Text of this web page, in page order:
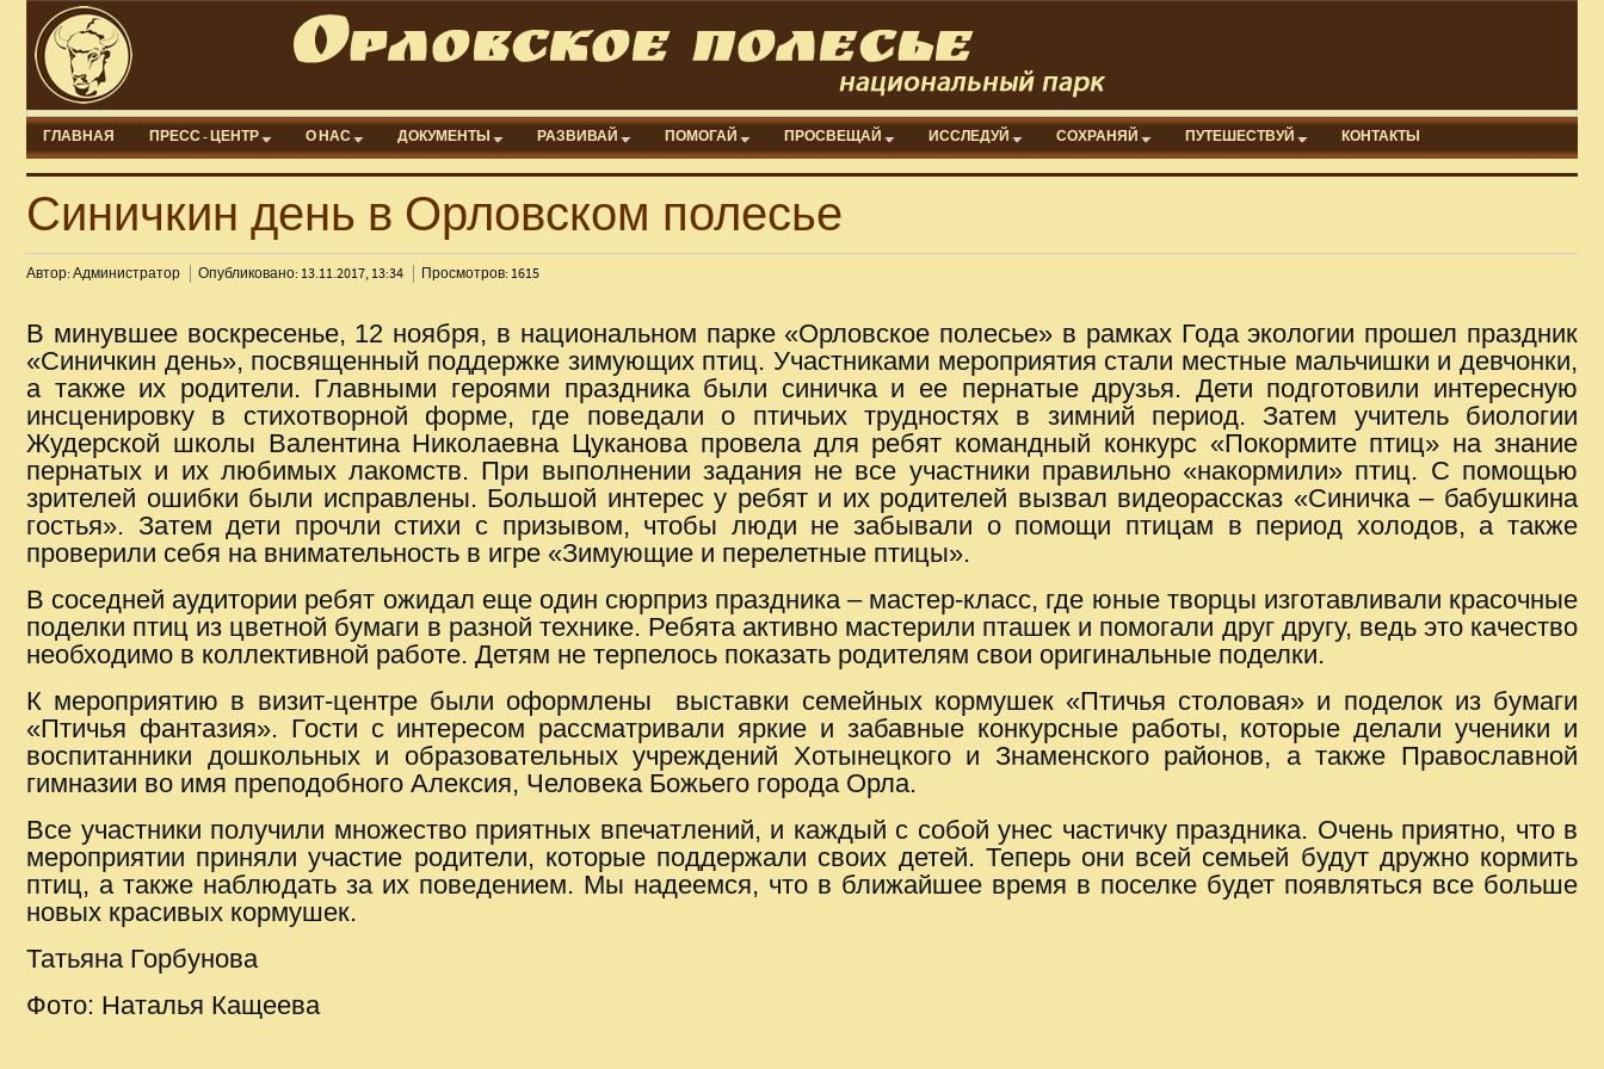
ГЛАВНАЯ ПРЕСС - ЦЕНТР О НАС ДОКУМЕНТЫ РАЗВИВАЙ ПОМОГАЙ ПРОСВЕЩАЙ ИССЛЕДУЙ СОХРАНЯЙ ПУТЕШЕСТВУЙ КОНТАКТЫ
Синичкин день в Орловском полесье
Автор: Администратор Опубликовано: 13.11.2017, 13:34 Просмотров: 1615
В минувшее воскресенье, 12 ноября, в национальном парке «Орловское полесье» в рамках Года экологии прошел праздник
«Синичкин день», посвященный поддержке зимующих птиц. Участниками мероприятия стали местные мальчишки и девчонки,
а также их родители. Главными героями праздника были синичка и ее пернатые друзья. Дети подготовили интересную
инсценировку в стихотворной форме, где поведали о птичьих трудностях в зимний период. Затем учитель биологии
Жудерской школы Валентина Николаевна Цуканова провела для ребят командный конкурс «Покормите птиц» на знание
пернатых и их любимых лакомств. При выполнении задания не все участники правильно «накормили» птиц. С помощью
зрителей ошибки были исправлены. Большой интерес у ребят и их родителей вызвал видеорассказ «Синичка – бабушкина
гостья». Затем дети прочли стихи с призывом, чтобы люди не забывали о помощи птицам в период холодов, а также
проверили себя на внимательность в игре «Зимующие и перелетные птицы».
В соседней аудитории ребят ожидал еще один сюрприз праздника – мастер-класс, где юные творцы изготавливали красочные
поделки птиц из цветной бумаги в разной технике. Ребята активно мастерили пташек и помогали друг другу, ведь это качество
необходимо в коллективной работе. Детям не терпелось показать родителям свои оригинальные поделки.
К мероприятию в визит-центре были оформлены выставки семейных кормушек «Птичья столовая» и поделок из бумаги
«Птичья фантазия». Гости с интересом рассматривали яркие и забавные конкурсные работы, которые делали ученики и
воспитанники дошкольных и образовательных учреждений Хотынецкого и Знаменского районов, а также Православной
гимназии во имя преподобного Алексия, Человека Божьего города Орла.
Все участники получили множество приятных впечатлений, и каждый с собой унес частичку праздника. Очень приятно, что в
мероприятии приняли участие родители, которые поддержали своих детей. Теперь они всей семьей будут дружно кормить
птиц, а также наблюдать за их поведением. Мы надеемся, что в ближайшее время в поселке будет появляться все больше
новых красивых кормушек.
Татьяна Горбунова
Фото: Наталья Кащеева